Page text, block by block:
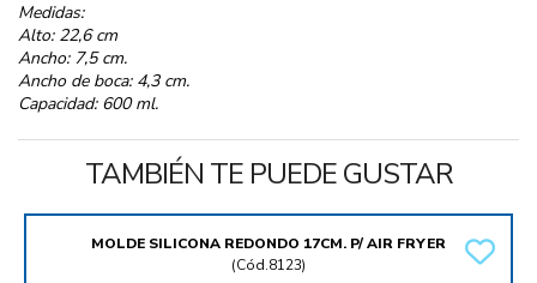
Medidas:
Alto: 22,6 cm
Ancho: 7,5 cm.
Ancho de boca: 4,3 cm.
Capacidad: 600 ml.
TAMBIÉN TE PUEDE GUSTAR
MOLDE SILICONA REDONDO 17CM. P/ AIR FRYER
(Cód.8123)